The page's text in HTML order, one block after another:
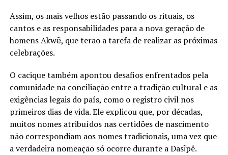
Assim, os mais velhos estão passando os rituais, os
cantos e as responsabilidades para a nova geração de
homens Akwẽ, que terão a tarefa de realizar as próximas
celebrações.
O cacique também apontou desafios enfrentados pela
comunidade na conciliação entre a tradição cultural e as
exigências legais do país, como o registro civil nos
primeiros dias de vida. Ele explicou que, por décadas,
muitos nomes atribuídos nas certidões de nascimento
não correspondiam aos nomes tradicionais, uma vez que
a verdadeira nomeação só ocorre durante a Dasĩpê.